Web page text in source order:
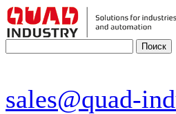
sales@quad-